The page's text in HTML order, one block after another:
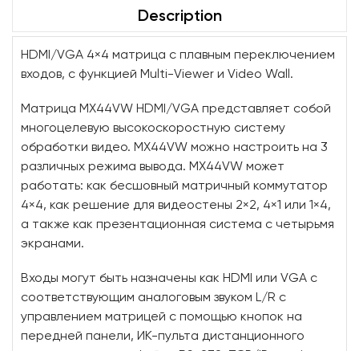
Description
HDMI/VGA 4×4 матрица с плавным переключением
входов, с функцией Multi-Viewer и Video Wall.
Матрица MX44VW HDMI/VGA представляет собой
многоцелевую высокоскоростную систему
обработки видео. MX44VW можно настроить на 3
различных режима вывода. MX44VW может
работать: как бесшовный матричный коммутатор
4×4, как решение для видеостены 2×2, 4×1 или 1×4,
а также как презентационная система с четырьмя
экранами.
Входы могут быть назначены как HDMI или VGA с
соответствующим аналоговым звуком L/R с
управлением матрицей с помощью кнопок на
передней панели, ИК-пульта дистанционного